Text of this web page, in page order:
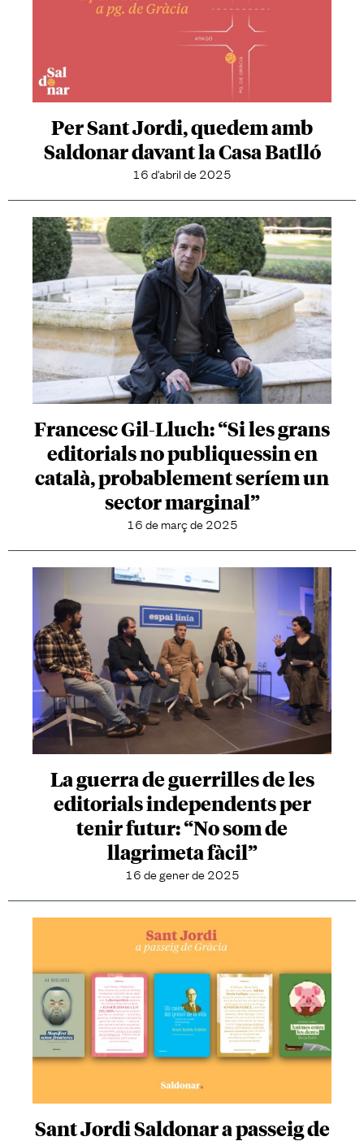
Per Sant Jordi, quedem amb
Saldonar davant la Casa Batlló
16 d'abril de 2025
Francesc Gil-Lluch: “Si les grans
editorials no publiquessin en
català, probablement seríem un
sector marginal”
16 de març de 2025
La guerra de guerrilles de les
editorials independents per
tenir futur: “No som de
llagrimeta fàcil”
16 de gener de 2025
Sant Jordi Saldonar a passeig de